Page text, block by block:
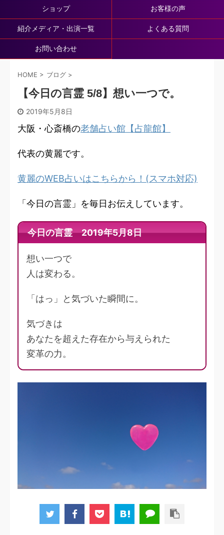
ショップ お客様の声
紹介メディア・出演一覧 よくある質問
お問い合わせ
HOME > ブログ >
【今日の言霊 5/8】想い一つで。
2019年5月8日
大阪・心斎橋の老舗占い館【占龍館】
代表の黄麗です。
黄麗のWEB占いはこちらから！(スマホ対応)
「今日の言霊」を毎日お伝えしています。
今日の言霊 2019年5月8日
想い一つで
人は変わる。
「はっ」と気づいた瞬間に。
気づきは
あなたを超えた存在から与えられた
変革の力。